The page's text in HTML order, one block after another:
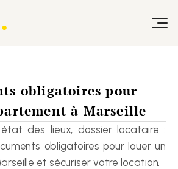
obligatoires pour
à Marseille
état des lieux, dossier locataire :
obligatoires pour louer un
et sécuriser votre location.